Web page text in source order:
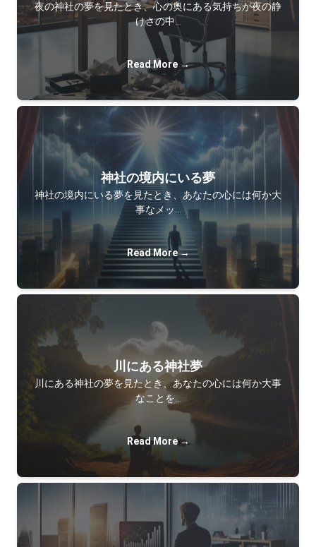
夜の神社の夢を見たとき、心の奥にある気持ちが夜の静
けさの中…
Read More →
神社の境内にいる夢
神社の境内にいる夢を見たとき、あなたの心には何か大
事なメッ…
Read More →
川にある神社夢
川にある神社の夢を見たとき、あなたの心には何か大事
なことを…
Read More →